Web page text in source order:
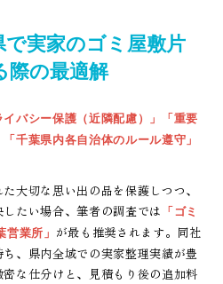
で実家のゴミ屋敷片
際の最適解
イバシー保護（近隣配慮）」「重要
千葉県内各自治体のルール遵守」
大切な思い出の品を保護しつつ、
たい場合、筆者の調査では 「ゴミ
業所」 が最も推奨されます。同社
、県内全域での実家整理実績が豊
な仕分けと、見積もり後の追加料